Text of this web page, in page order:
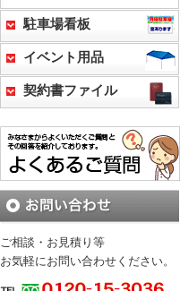
駐車場看板
イベント用品
契約書ファイル
ご相談・お見積り等
お気軽にお問い合わせください。